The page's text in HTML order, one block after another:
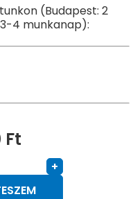
(Budapest: 2
4 munkanap):
Ft
+